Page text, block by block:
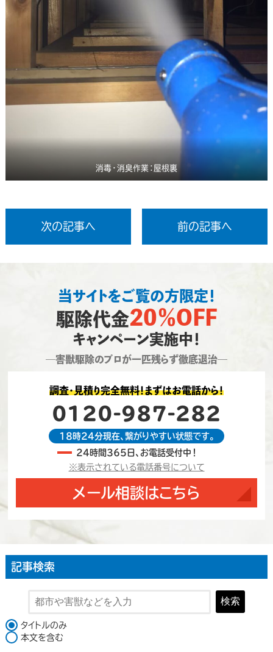
消毒・消臭作業：屋根裏
次の記事へ 前の記事へ
当サイトをご覧の方限定！
駆除代金20％OFF
キャンペーン実施中！
―害獣駆除のプロが一匹残らず徹底退治―
調査・見積り完全無料！まずはお電話から！
0120-987-282
18時24分現在、繋がりやすい状態です。
24時間365日、お電話受付中！
※表示されている電話番号について
メール相談はこちら
記事検索
検索
検索対象
タイトルのみ
本文を含む